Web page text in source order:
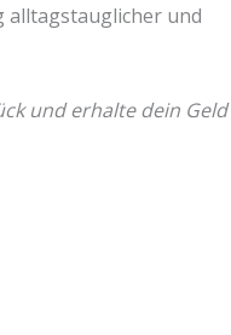
alltagstauglicher und
und erhalte dein Geld